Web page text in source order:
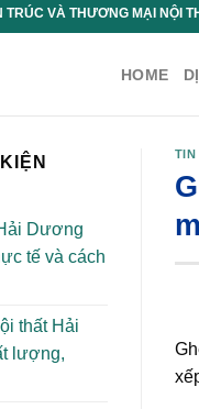
TRÚC VÀ THƯƠNG MẠI NỘI
HOME
Dương
tế và cách
thất Hải
lượng,
TIN